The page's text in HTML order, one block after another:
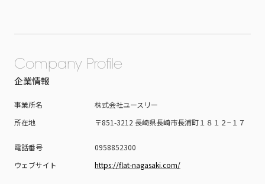
Company Profile
企業情報
事業所名
株式会社ユースリー
所在地
〒851-3212 長崎県長崎市長浦町１８１２−１７
電話番号
0958852300
ウェブサイト
https://flat-nagasaki.com/